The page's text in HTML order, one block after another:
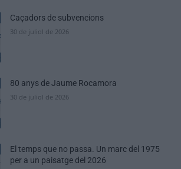
Caçadors de subvencions
30 de juliol de 2026
80 anys de Jaume Rocamora
30 de juliol de 2026
El temps que no passa. Un marc del 1975
per a un paisatge del 2026